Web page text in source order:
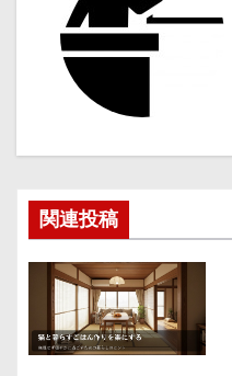
ゲ
ー
ョ
ン
関連投稿